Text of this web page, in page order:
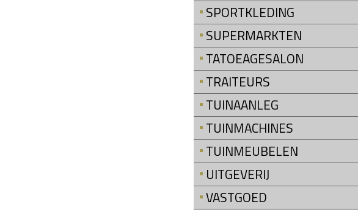
SPORTKLEDING
SUPERMARKTEN
TATOEAGESALON
TRAITEURS
TUINAANLEG
TUINMACHINES
TUINMEUBELEN
UITGEVERIJ
VASTGOED